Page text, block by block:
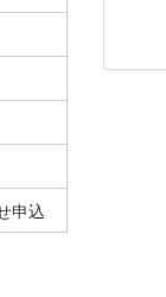
申込